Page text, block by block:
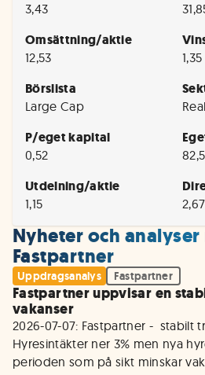
3,43
Omsättning/aktie
12,53 1,35
Börslista
Large Cap
P/eget kapital
0,52
Utdelning/aktie
1,15 2,67
Nyheter och
Fastpartner
Uppdragsanalys Fastpartner
Fastpartner uppvisar en
vakanser
2026-07-07: Fastpartner -  stabilt
Hyresintäkter ner 3% men nya
perioden som på sikt minskar